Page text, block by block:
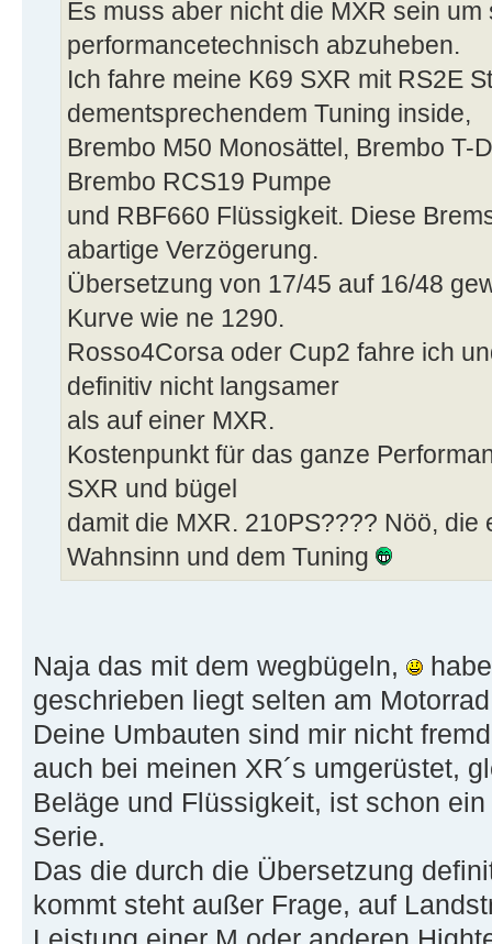
Es muss aber nicht die MXR sein
performancetechnisch abzuheben.
Ich fahre meine K69 SXR mit RS2E
dementsprechendem Tuning inside,
Brembo M50 Monosättel, Brembo T-
Brembo RCS19 Pumpe
und RBF660 Flüssigkeit. Diese
abartige Verzögerung.
Übersetzung von 17/45 auf 16/48
Kurve wie ne 1290.
Rosso4Corsa oder Cup2 fahre ich
definitiv nicht langsamer
als auf einer MXR.
Kostenpunkt für das ganze
SXR und bügel
damit die MXR. 210PS???? Nöö,
Wahnsinn und dem Tuning
Naja das mit dem wegbügeln,
geschrieben liegt selten am
Deine Umbauten sind mir nicht
auch bei meinen XR´s umgerüstet,
Beläge und Flüssigkeit, ist schon
Serie.
Das die durch die Übersetzung
kommt steht außer Frage, auf